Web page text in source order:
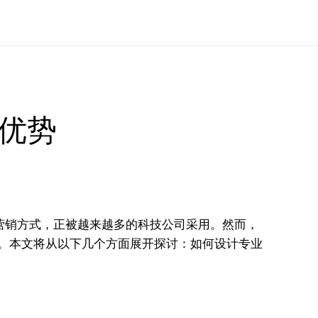
势
方式，正被越来越多的科技公司采用。然而，
本文将从以下几个方面展开探讨：如何设计专业